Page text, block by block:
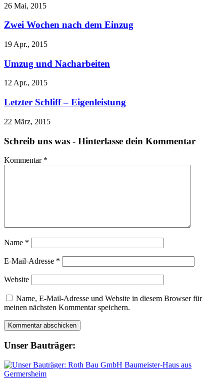
26 Mai, 2015
Zwei Wochen nach dem Einzug
19 Apr., 2015
Umzug und Nacharbeiten
12 Apr., 2015
Letzter Schliff – Eigenleistung
22 März, 2015
Schreib uns was - Hinterlasse dein Kommentar
Kommentar *
Name *
E-Mail-Adresse *
Website
Name, E-Mail-Adresse und Website in diesem Browser für
meinen nächsten Kommentar speichern.
Unser Bauträger: